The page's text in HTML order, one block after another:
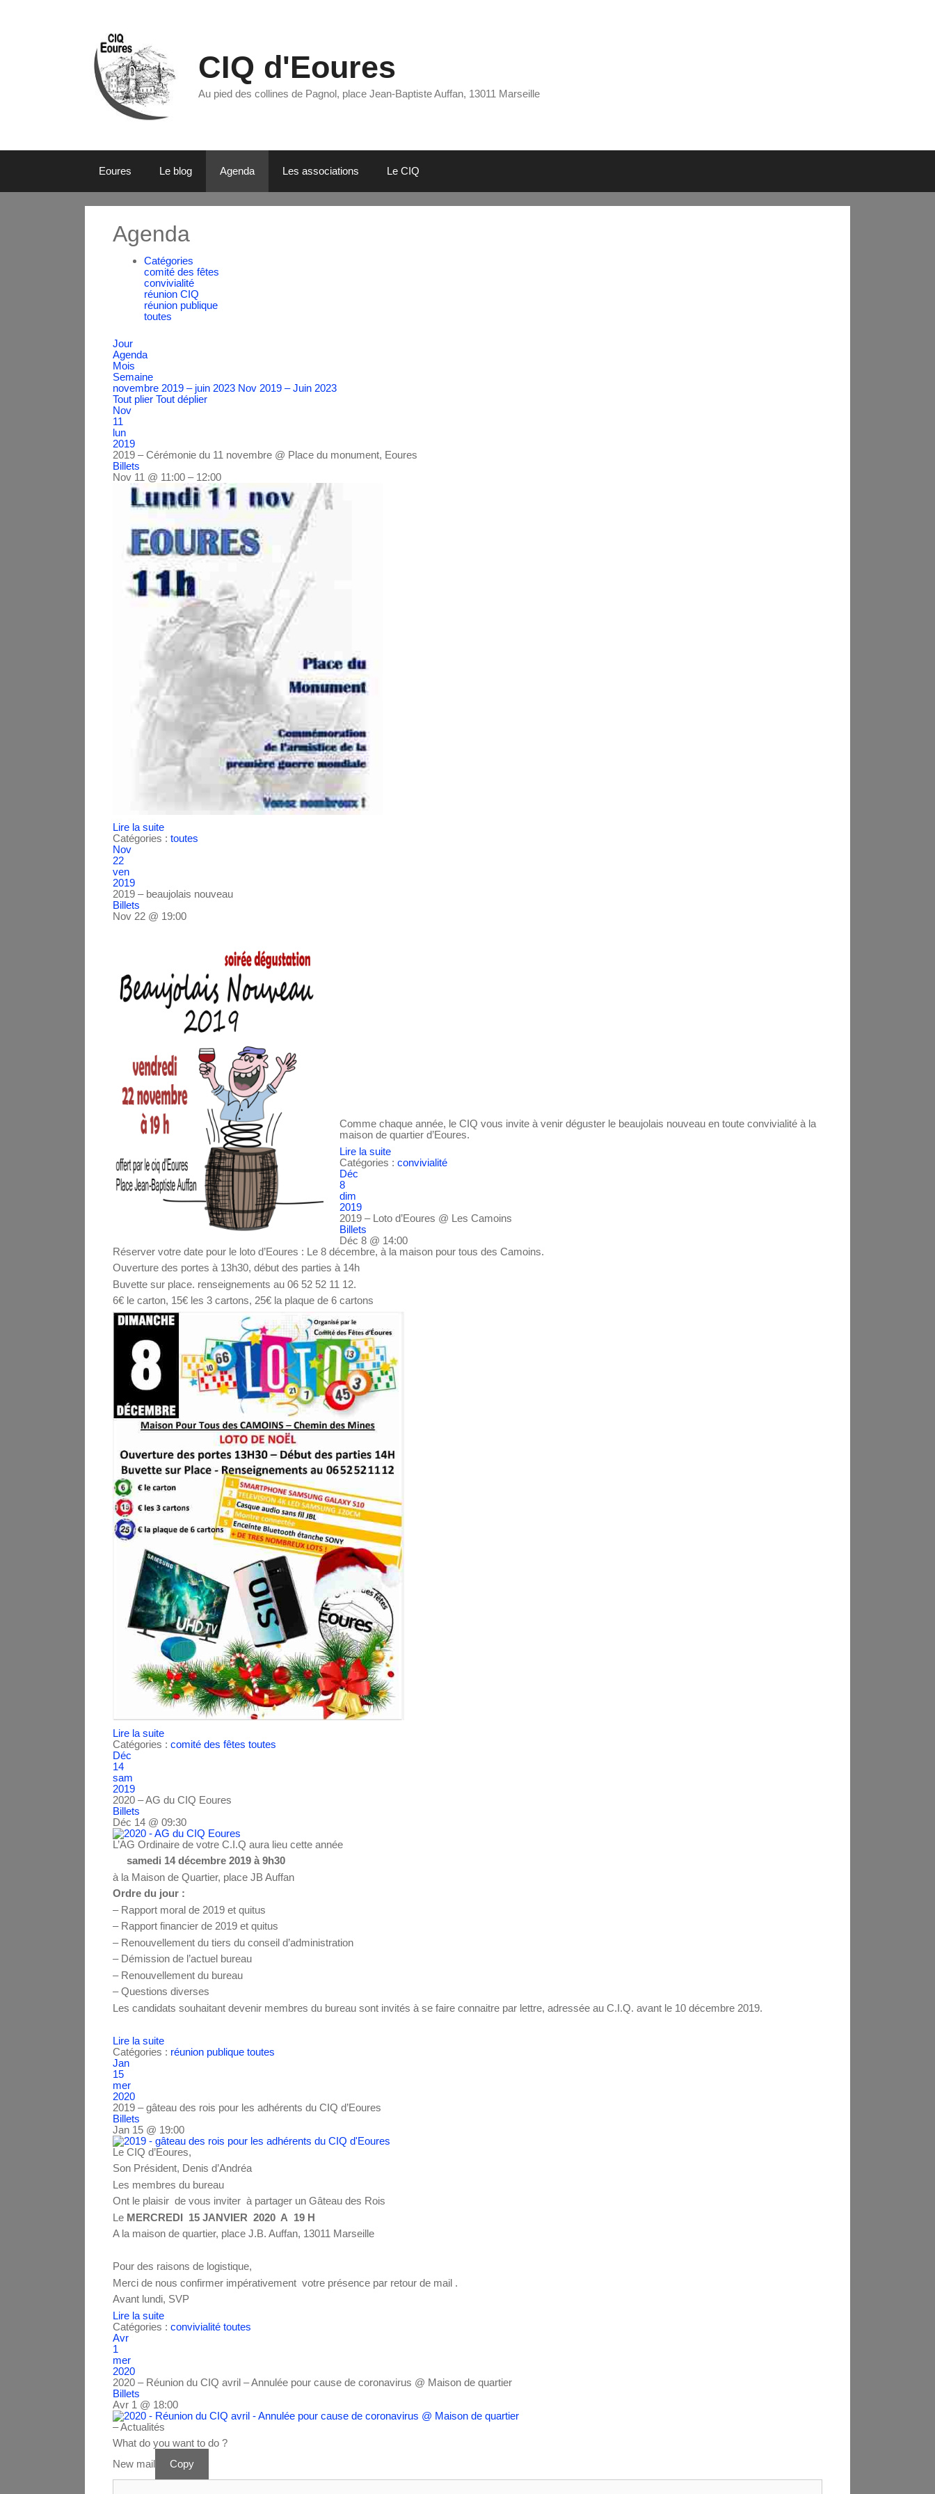
CIQ d'Eoures
Au pied des collines de Pagnol, place Jean-Baptiste Auffan, 13011 Marseille
Eoures Le blog Agenda Les associations Le CIQ
Agenda
Catégories
comité des fêtes
convivialité
réunion CIQ
réunion publique
toutes
Jour
Agenda
Mois
Semaine
novembre 2019 – juin 2023 Nov 2019 – Juin 2023
Tout plier Tout déplier
Nov
11
lun
2019
2019 – Cérémonie du 11 novembre @ Place du monument, Eoures
Billets
Nov 11 @ 11:00 – 12:00
Lire la suite
Catégories : toutes
Nov
22
ven
2019
2019 – beaujolais nouveau
Billets
Nov 22 @ 19:00
Comme chaque année, le CIQ vous invite à venir déguster le beaujolais nouveau en toute convivialité à la
maison de quartier d’Eoures.
Lire la suite
Catégories : convivialité
Déc
8
dim
2019
2019 – Loto d’Eoures @ Les Camoins
Billets
Déc 8 @ 14:00
Réserver votre date pour le loto d’Eoures : Le 8 décembre, à la maison pour tous des Camoins.
Ouverture des portes à 13h30, début des parties à 14h
Buvette sur place. renseignements au 06 52 52 11 12.
6€ le carton, 15€ les 3 cartons, 25€ la plaque de 6 cartons
Lire la suite
Catégories : comité des fêtes toutes
Déc
14
sam
2019
2020 – AG du CIQ Eoures
Billets
Déc 14 @ 09:30
L’AG Ordinaire de votre C.I.Q aura lieu cette année
samedi 14 décembre 2019 à 9h30
à la Maison de Quartier, place JB Auffan
Ordre du jour :
– Rapport moral de 2019 et quitus
– Rapport financier de 2019 et quitus
– Renouvellement du tiers du conseil d’administration
– Démission de l’actuel bureau
– Renouvellement du bureau
– Questions diverses
Les candidats souhaitant devenir membres du bureau sont invités à se faire connaitre par lettre, adressée au C.I.Q. avant le 10 décembre 2019.
Lire la suite
Catégories : réunion publique toutes
Jan
15
mer
2020
2019 – gâteau des rois pour les adhérents du CIQ d’Eoures
Billets
Jan 15 @ 19:00
Le CIQ d’Eoures,
Son Président, Denis d’Andréa
Les membres du bureau
Ont le plaisir de vous inviter à partager un Gâteau des Rois
Le MERCREDI 15 JANVIER 2020 A 19 H
A la maison de quartier, place J.B. Auffan, 13011 Marseille
Pour des raisons de logistique,
Merci de nous confirmer impérativement votre présence par retour de mail .
Avant lundi, SVP
Lire la suite
Catégories : convivialité toutes
Avr
1
mer
2020
2020 – Réunion du CIQ avril – Annulée pour cause de coronavirus @ Maison de quartier
Billets
Avr 1 @ 18:00
– Actualités
What do you want to do ?
New mail
Copy